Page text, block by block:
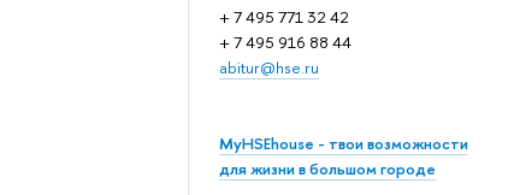
+ 7 495 771 32 42
+ 7 495 916 88 44
abitur@hse.ru
MyHSEhouse - твои возможности
для жизни в большом городе